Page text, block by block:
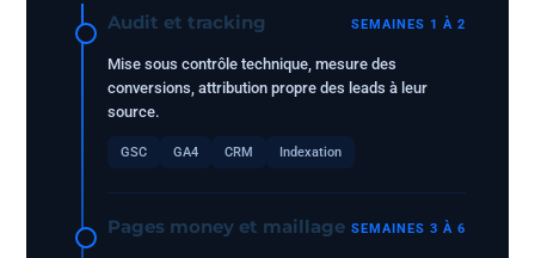
Audit et tracking SEMAINES 1 À 2
Mise sous contrôle technique, mesure des
conversions, attribution propre des leads à leur
source.
GSC GA4 CRM Indexation
Pages money et maillage SEMAINES 3 À 6